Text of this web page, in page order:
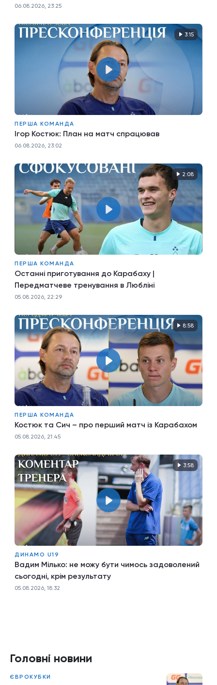
06.08.2026, 23:25
3:15
ПЕРША КОМАНДА
Ігор Костюк: План на матч спрацював
06.08.2026, 23:02
2:08
ПЕРША КОМАНДА
Останні приготування до Карабаху |
Передматчеве тренування в Любліні
05.08.2026, 22:29
8:58
ПЕРША КОМАНДА
Костюк та Сич – про перший матч із Карабахом
05.08.2026, 21:45
3:58
ДИНАМО U19
Вадим Мілько: не можу бути чимось задоволений
сьогодні, крім результату
05.08.2026, 18:32
Головні новини
ЄВРОКУБКИ